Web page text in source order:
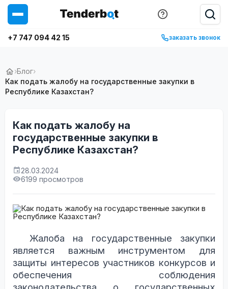
+7 747 094 42 15 заказать звонок
›Блог›
Как подать жалобу на государственные закупки в
Республике Казахстан?
Как подать жалобу на
государственные закупки в
Республике Казахстан?
28.03.2024
6199 просмотров
Жалоба на государственные закупки
является важным инструментом для
защиты интересов участников конкурсов и
обеспечения соблюдения